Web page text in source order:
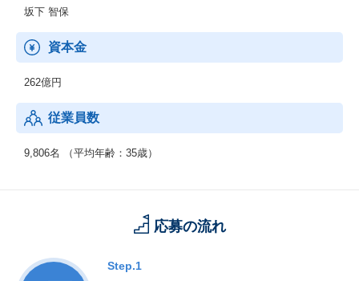
・WEB
＜IT基盤、ネットワーク＞
・ネットワーク
・先端IT
・ミドルウェア
◆制御系システムサービス
＜移動体通信制御開発＞
・衛星・航空制御
坂下 智保
資本金
262億円
従業員数
9,806名 （平均年齢：35歳）
応募の流れ
Step.1